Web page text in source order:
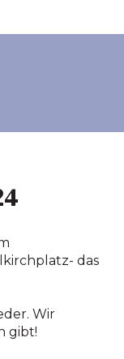
das
Wir
gibt!